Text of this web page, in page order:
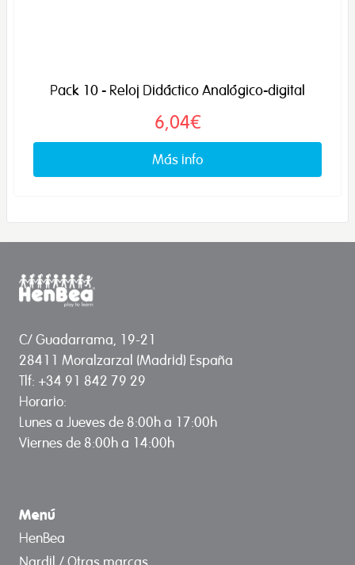
Pack 10 - Reloj Didáctico Analógico-digital
6,04€
Más info
C/ Guadarrama, 19-21
28411 Moralzarzal (Madrid) España
Tlf: +34 91 842 79 29
Horario:
Lunes a Jueves de 8:00h a 17:00h
Viernes de 8:00h a 14:00h
Menú
HenBea
Nardil / Otras marcas